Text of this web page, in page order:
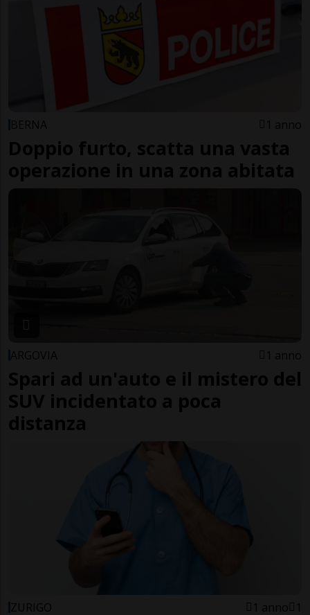
BERNA 1 anno
Doppio furto, scatta una vasta
operazione in una zona abitata
ARGOVIA 1 anno
Spari ad un'auto e il mistero del
SUV incidentato a poca
distanza
ZURIGO 1 anno 1